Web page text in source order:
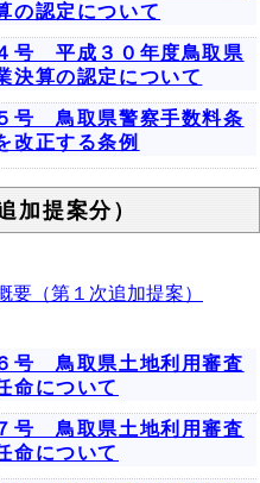
の認定について
号 平成３０年度鳥取県
決算の認定について
号 鳥取県警察手数料条
改正する条例
加提案分）
要（第１次追加提案）
号 鳥取県土地利用審査
命について
号 鳥取県土地利用審査
命について